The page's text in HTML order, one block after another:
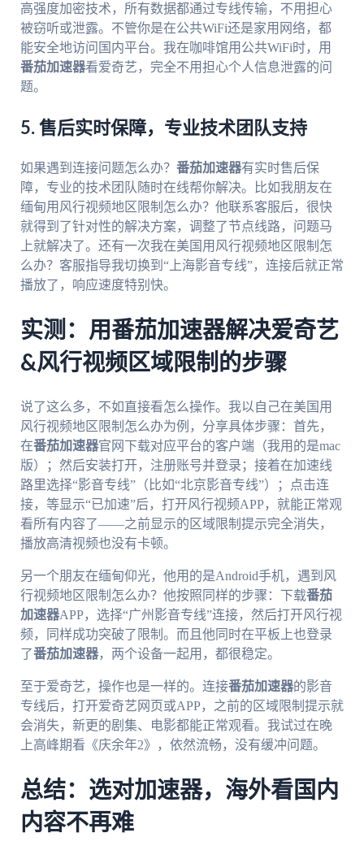
高强度加密技术，所有数据都通过专线传输，不用担心
被窃听或泄露。不管你是在公共WiFi还是家用网络，都
能安全地访问国内平台。我在咖啡馆用公共WiFi时，用
番茄加速器看爱奇艺，完全不用担心个人信息泄露的问
题。
5. 售后实时保障，专业技术团队支持
如果遇到连接问题怎么办？ 番茄加速器有实时售后保
障，专业的技术团队随时在线帮你解决。比如我朋友在
缅甸用风行视频地区限制怎么办？他联系客服后，很快
就得到了针对性的解决方案，调整了节点线路，问题马
上就解决了。还有一次我在美国用风行视频地区限制怎
么办？客服指导我切换到“上海影音专线”，连接后就正常
播放了，响应速度特别快。
实测：用番茄加速器解决爱奇艺
&风行视频区域限制的步骤
说了这么多，不如直接看怎么操作。我以自己在美国用
风行视频地区限制怎么办为例，分享具体步骤：首先，
在番茄加速器官网下载对应平台的客户端（我用的是mac
版）；然后安装打开，注册账号并登录；接着在加速线
路里选择“影音专线”（比如“北京影音专线”）；点击连
接，等显示“已加速”后，打开风行视频APP，就能正常观
看所有内容了——之前显示的区域限制提示完全消失，
播放高清视频也没有卡顿。
另一个朋友在缅甸仰光，他用的是Android手机，遇到风
行视频地区限制怎么办？他按照同样的步骤：下载番茄
加速器APP，选择“广州影音专线”连接，然后打开风行视
频，同样成功突破了限制。而且他同时在平板上也登录
了番茄加速器，两个设备一起用，都很稳定。
至于爱奇艺，操作也是一样的。连接番茄加速器的影音
专线后，打开爱奇艺网页或APP，之前的区域限制提示就
会消失，新更的剧集、电影都能正常观看。我试过在晚
上高峰期看《庆余年2》，依然流畅，没有缓冲问题。
总结：选对加速器，海外看国内
内容不再难